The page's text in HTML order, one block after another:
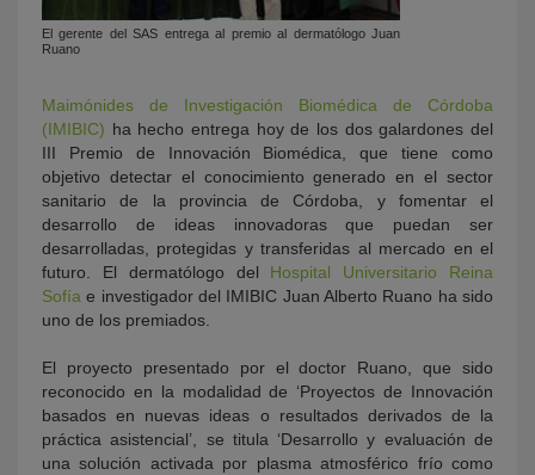
El gerente del SAS entrega al premio al dermatólogo Juan
Ruano
Maimónides de Investigación Biomédica de Córdoba
(IMIBIC) ha hecho entrega hoy de los dos galardones del
III Premio de Innovación Biomédica, que tiene como
objetivo detectar el conocimiento generado en el sector
sanitario de la provincia de Córdoba, y fomentar el
desarrollo de ideas innovadoras que puedan ser
desarrolladas, protegidas y transferidas al mercado en el
futuro. El dermatólogo del Hospital Universitario Reina
Sofíae investigador del IMIBIC Juan Alberto Ruano ha sido
uno de los premiados.
El proyecto presentado por el doctor Ruano, que sido
reconocido en la modalidad de ‘Proyectos de Innovación
basados en nuevas ideas o resultados derivados de la
práctica asistencial’, se titula ‘Desarrollo y evaluación de
una solución activada por plasma atmosférico frío como